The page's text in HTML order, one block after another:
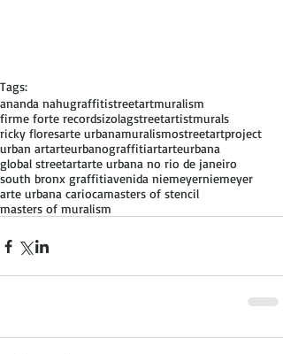
Tags:
ananda nahugraffitistreetartmuralism
firme forte recordsizolagstreetartistmurals
ricky floresarte urbanamuralismostreetartproject
urban artarteurbanograffitiartarteurbana
global streetartarte urbana no rio de janeiro
south bronx graffitiavenida niemeyerniemeyer
arte urbana cariocamasters of stencil
masters of muralism